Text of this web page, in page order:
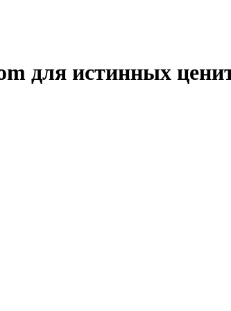
для истинных